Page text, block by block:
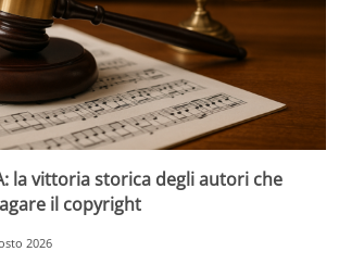
la vittoria storica degli autori che
il copyright
2026